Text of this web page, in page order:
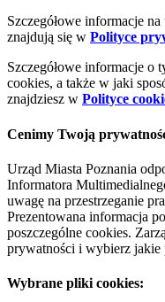
Szczegółowe informacje
znajdują się w Polityce
Szczegółowe informacje o
cookies, a także w jaki
znajdziesz w Polityce
Cenimy Twoją
Urząd Miasta Poznania
Informatora
uwagę na przestrzeganie
Prezentowana informacja
poszczególne cookies.
prywatności i wybierz jakie
Wybrane pliki cookies: